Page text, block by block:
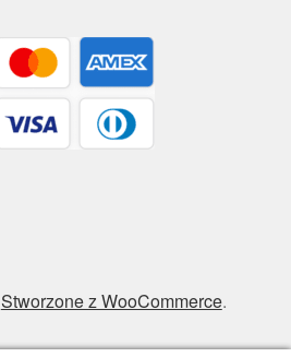
Stworzone z WooCommerce.